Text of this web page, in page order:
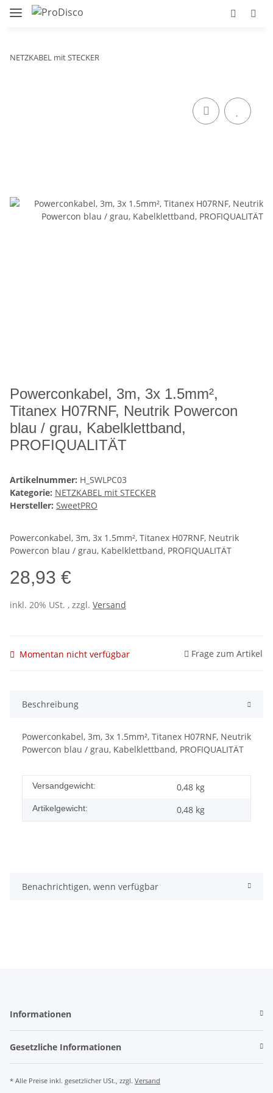
NETZKABEL mit STECKER
Powerconkabel, 3m, 3x 1.5mm²,
Titanex H07RNF, Neutrik Powercon
blau / grau, Kabelklettband,
PROFIQUALITÄT
Artikelnummer: H_SWLPC03
Kategorie: NETZKABEL mit STECKER
Hersteller: SweetPRO
Powerconkabel, 3m, 3x 1.5mm², Titanex H07RNF, Neutrik
Powercon blau / grau, Kabelklettband, PROFIQUALITÄT
28,93 €
inkl. 20% USt. , zzgl. Versand
Momentan nicht verfügbar Frage zum Artikel
Beschreibung
Powerconkabel, 3m, 3x 1.5mm², Titanex H07RNF, Neutrik
Powercon blau / grau, Kabelklettband, PROFIQUALITÄT
Versandgewicht: 0,48 kg
Artikelgewicht: 0,48 kg
Benachrichtigen, wenn verfügbar
Informationen
Gesetzliche Informationen
* Alle Preise inkl. gesetzlicher USt., zzgl. Versand